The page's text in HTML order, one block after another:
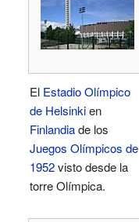
El Estadio Olímpico
de Helsinkien
Finlandiade los
Juegos Olímpicos de
1952visto desde la
torre Olímpica.